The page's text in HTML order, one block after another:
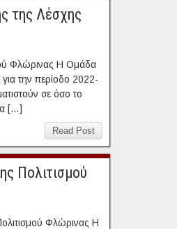
της Λέσχης
Φλώρινας Η Ομάδα
την περίοδο 2022-
σε όσο το
[…]
Read Post
Πολιτισμού
Φλώρινας Η